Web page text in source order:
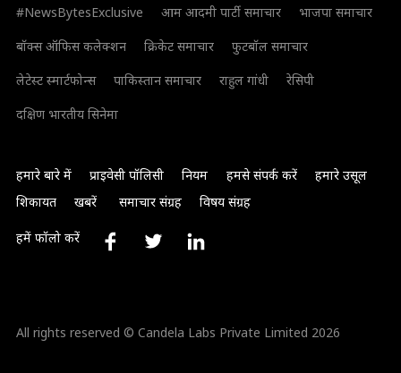
#NewsBytesExclusive
आम आदमी पार्टी समाचार
भाजपा समाचार
बॉक्स ऑफिस कलेक्शन
क्रिकेट समाचार
फुटबॉल समाचार
लेटेस्ट स्मार्टफोन्स
पाकिस्तान समाचार राहुल गांधी
रेसिपी
दक्षिण भारतीय सिनेमा
हमारे बारे में प्राइवेसी पॉलिसी नियम हमसे संपर्क करें
हमारे उसूल
शिकायत
खबरें समाचार संग्रह विषय संग्रह
हमें फॉलो करें
All rights reserved © Candela Labs Private Limited 2026